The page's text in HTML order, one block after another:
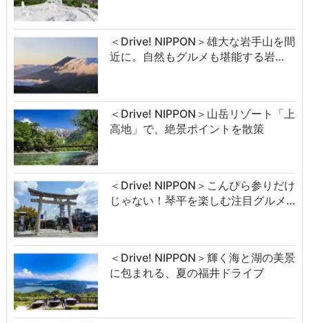
＜Drive! NIPPON＞雄大な岩手山を間
近に。自然もグルメも堪能する岩…
＜Drive! NIPPON＞山岳リゾート「上
高地」で、絶景ポイントを散策
＜Drive! NIPPON＞こんぴら参りだけ
じゃない！琴平を楽しむ注目グルメ…
＜Drive! NIPPON＞輝く海と湖の美景
に包まれる、夏の福井ドライブ